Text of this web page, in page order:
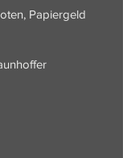
Papiergeld